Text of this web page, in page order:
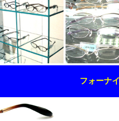
フォーナ